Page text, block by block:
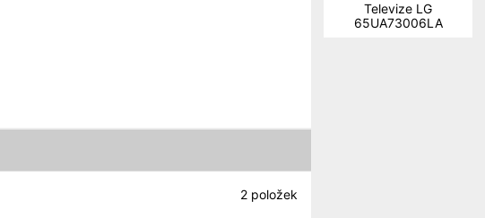
2 položek
Televize LG
65UA73006LA